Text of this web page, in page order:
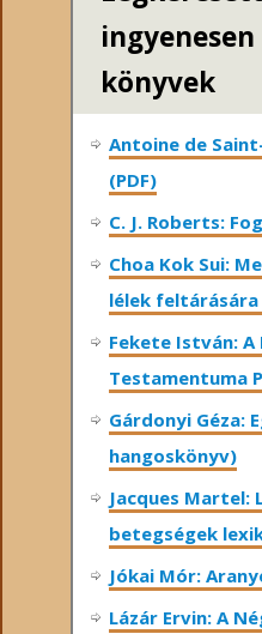
könyvek
Antoine de
(PDF)
C. J. Roberts:
Choa Kok Sui:
lélek feltárására
Fekete István: A
Testamentuma
Gárdonyi Géza:
hangoskönyv)
Jacques Martel:
betegségek
Jókai Mór:
Lázár Ervin: A